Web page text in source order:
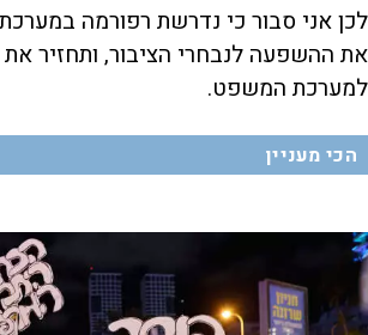
לכן אני סבור כי נדרשת רפורמה
את ההשפעה לנבחרי הציבור, ותחזיר את
למערכת המשפט.
הכי מעניין